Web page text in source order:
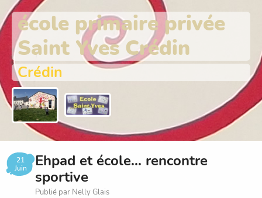
école primaire privée
Saint Yves Crédin
Crédin
21
Juin
Ehpad et école... rencontre
sportive
Publié par Nelly Glais